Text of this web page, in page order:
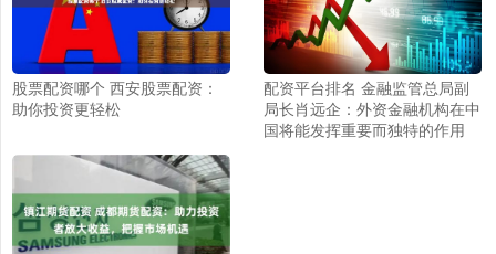
股票配资哪个 西安股票配资：
助你投资更轻松
配资平台排名 金融监管总局副
局长肖远企：外资金融机构在中
国将能发挥重要而独特的作用